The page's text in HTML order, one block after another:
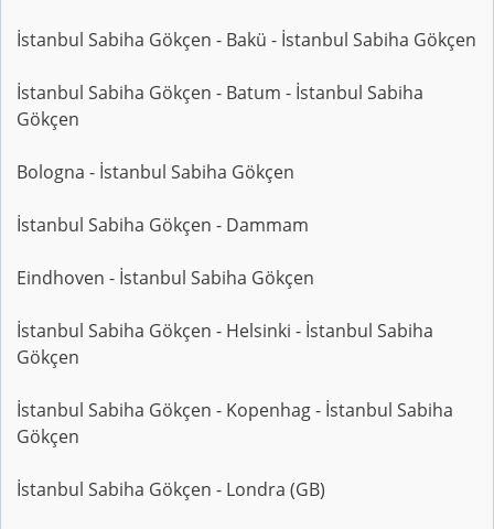
İstanbul Sabiha Gökçen - Bakü - İstanbul Sabiha Gökçen
İstanbul Sabiha Gökçen - Batum - İstanbul Sabiha
Gökçen
Bologna - İstanbul Sabiha Gökçen
İstanbul Sabiha Gökçen - Dammam
Eindhoven - İstanbul Sabiha Gökçen
İstanbul Sabiha Gökçen - Helsinki - İstanbul Sabiha
Gökçen
İstanbul Sabiha Gökçen - Kopenhag - İstanbul Sabiha
Gökçen
İstanbul Sabiha Gökçen - Londra (GB)